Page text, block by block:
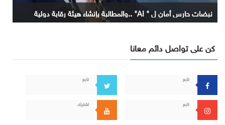
نبضات حارس أمان ل " AI" ..والمطالبة بإنشاء هيئة رقابة دولية
كن على تواصل دائم معانا
تابع تابع
تابع اشترك